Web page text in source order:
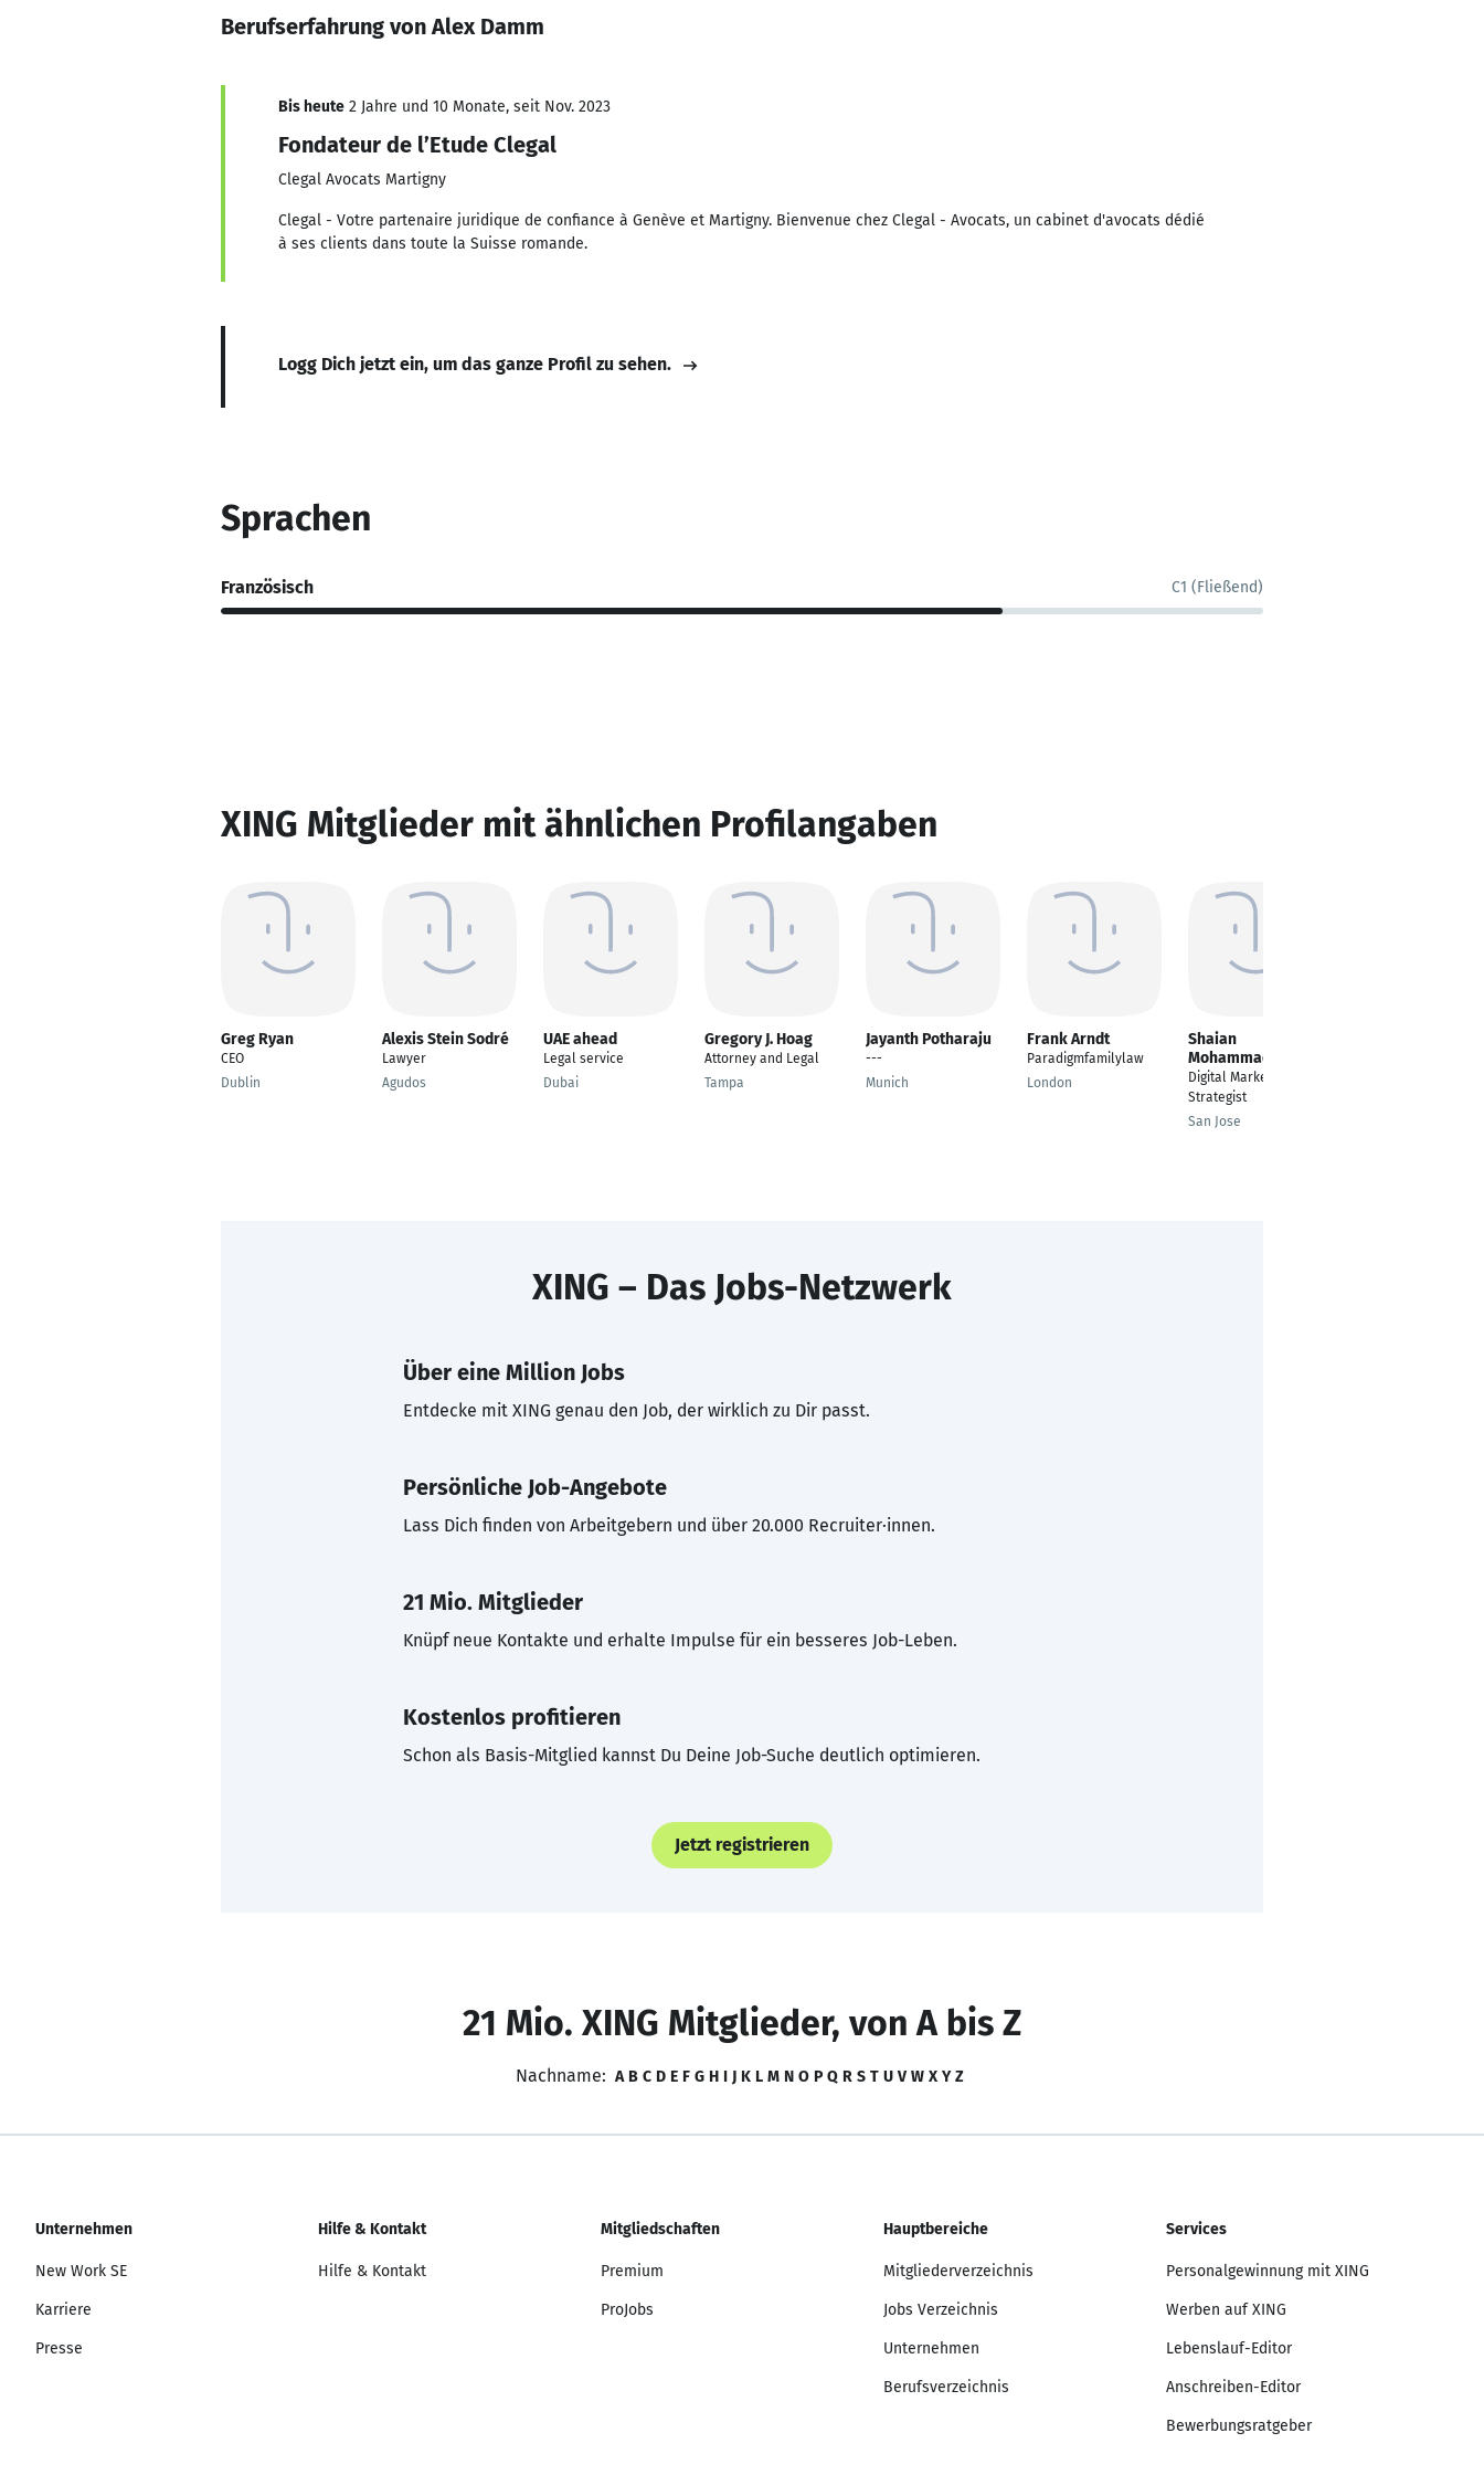
Berufserfahrung von Alex Damm
Bis heute 2 Jahre und 10 Monate, seit Nov. 2023
Fondateur de l’Etude Clegal
Clegal Avocats Martigny
Clegal - Votre partenaire juridique de confiance à Genève et Martigny. Bienvenue chez Clegal - Avocats, un cabinet d'avocats dédié
à ses clients dans toute la Suisse romande.
Logg Dich jetzt ein, um das ganze Profil zu sehen.
Sprachen
Französisch C1 (Fließend)
XING Mitglieder mit ähnlichen Profilangaben
Greg Ryan
CEO
Dublin
Alexis Stein Sodré
Lawyer
Agudos
UAE ahead
Legal service
Dubai
Gregory J. Hoag
Attorney and Legal
Tampa
Jayanth Potharaju
---
Munich
Frank Arndt
Paradigmfamilylaw
London
Shaian
Mohammadi
Digital Marketing &
Strategist
San Jose
XING – Das Jobs-Netzwerk
Über eine Million Jobs
Entdecke mit XING genau den Job, der wirklich zu Dir passt.
Persönliche Job-Angebote
Lass Dich finden von Arbeitgebern und über 20.000 Recruiter·innen.
21 Mio. Mitglieder
Knüpf neue Kontakte und erhalte Impulse für ein besseres Job-Leben.
Kostenlos profitieren
Schon als Basis-Mitglied kannst Du Deine Job-Suche deutlich optimieren.
Jetzt registrieren
21 Mio. XING Mitglieder, von A bis Z
Nachname: A B C D E F G H I J K L M N O P Q R S T U V W X Y Z
Unternehmen
New Work SE
Karriere
Presse
Hilfe & Kontakt
Hilfe & Kontakt
Mitgliedschaften
Premium
ProJobs
Hauptbereiche
Mitgliederverzeichnis
Jobs Verzeichnis
Unternehmen
Berufsverzeichnis
Services
Personalgewinnung mit XING
Werben auf XING
Lebenslauf-Editor
Anschreiben-Editor
Bewerbungsratgeber